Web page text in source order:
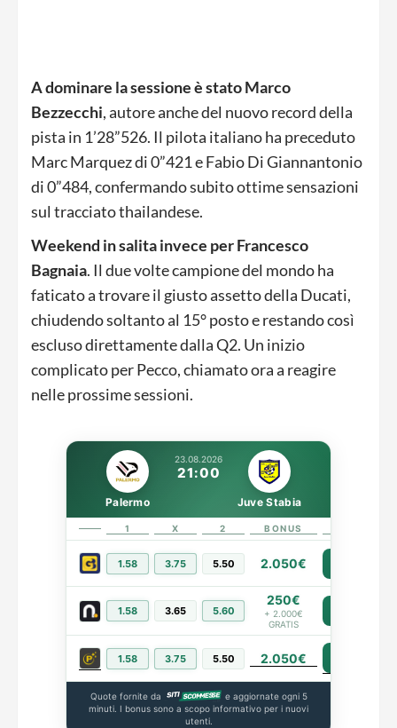
A dominare la sessione è stato Marco
Bezzecchi, autore anche del nuovo record della
pista in 1’28”526. Il pilota italiano ha preceduto
Marc Marquez di 0”421 e Fabio Di Giannantonio
di 0”484, confermando subito ottime sensazioni
sul tracciato thailandese.
Weekend in salita invece per Francesco
Bagnaia. Il due volte campione del mondo ha
faticato a trovare il giusto assetto della Ducati,
chiudendo soltanto al 15° posto e restando così
escluso direttamente dalla Q2. Un inizio
complicato per Pecco, chiamato ora a reagire
nelle prossime sessioni.
23.08.2026
21:00
Palermo Juve Stabia
1 X 2 BONUS
1.58 3.75 5.50 2.050€
1.58 3.65 5.60
250€
+ 2.000€
GRATIS
1.58 3.75 5.50 2.050€
Quote fornite da
e aggiornate ogni 5
minuti. I bonus sono a scopo informativo per i nuovi
utenti.